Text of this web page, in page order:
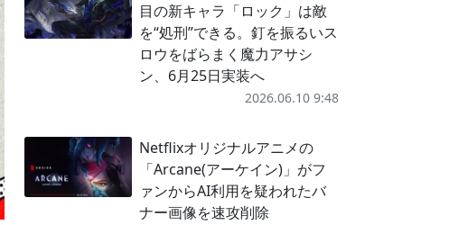
目の新キャラ「ロック」は敵
を“処刑”できる。釘を振るいス
ロウをばらまく魔力アサシ
ン、6月25日実装へ
2026.06.10 9:48
Netflixオリジナルアニメの
「Arcane(アーケイン)」がフ
ァンからAI利用を疑われたバ
ナー画像を速攻削除